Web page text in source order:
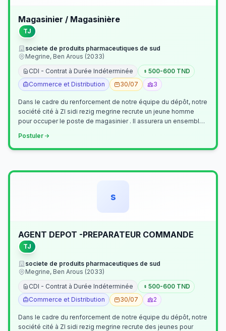
Magasinier / Magasinière
TJ
societe de produits pharmaceutiques de sud
Megrine, Ben Arous (2033)
CDI - Contrat à Durée Indéterminée
500-600 TND
Commerce et Distribution
30/07 3
Dans le cadre du renforcement de notre équipe du dépôt, notre
société cité à ZI sidi rezig megrine recrute un jeune homme
pour occuper le poste de magasinier . Il assurera un ensemble
Postuler
s
AGENT DEPOT -PREPARATEUR COMMANDE
TJ
societe de produits pharmaceutiques de sud
Megrine, Ben Arous (2033)
CDI - Contrat à Durée Indéterminée
500-600 TND
Commerce et Distribution
30/07 2
Dans le cadre du renforcement de notre équipe du dépôt, notre
société cité à ZI sidi rezig megrine recrute des jeunes pour